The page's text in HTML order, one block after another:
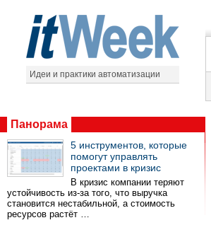
Идеи и практики автоматизации
Панорама
5 инструментов, которые
помогут управлять
проектами в кризис
В кризис компании теряют
устойчивость из-за того, что выручка
становится нестабильной, а стоимость
ресурсов растёт …